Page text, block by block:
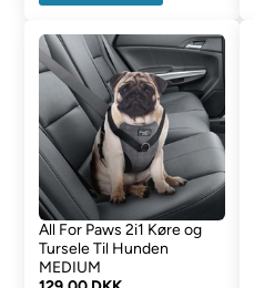
All For Paws 2i1 Køre og
Tursele Til Hunden
MEDIUM